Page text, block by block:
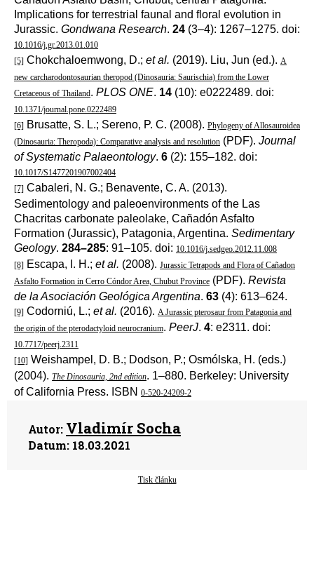
Implications for terrestrial faunal and floral evolution in
Jurassic. Gondwana Research. 24 (3–4): 1267–1275. doi:
10.1016/j.gr.2013.01.010
[5] Chokchaloemwong, D.; et al. (2019). Liu, Jun (ed.). A
new carcharodontosaurian theropod (Dinosauria: Saurischia) from the Lower
Cretaceous of Thailand. PLOS ONE. 14 (10): e0222489. doi:
10.1371/journal.pone.0222489
[6] Brusatte, S. L.; Sereno, P. C. (2008). Phylogeny of Allosauroidea
(Dinosauria: Theropoda): Comparative analysis and resolution (PDF). Journal
of Systematic Palaeontology. 6 (2): 155–182. doi:
10.1017/S1477201907002404
[7] Cabaleri, N. G.; Benavente, C. A. (2013).
Sedimentology and paleoenvironments of the Las
Chacritas carbonate paleolake, Cañadón Asfalto
Formation (Jurassic), Patagonia, Argentina. Sedimentary
Geology. 284–285: 91–105. doi: 10.1016/j.sedgeo.2012.11.008
[8] Escapa, I. H.; et al. (2008). Jurassic Tetrapods and Flora of Cañadon
Asfalto Formation in Cerro Cóndor Area, Chubut Province (PDF). Revista
de la Asociación Geológica Argentina. 63 (4): 613–624.
[9] Codorniú, L.; et al. (2016). A Jurassic pterosaur from Patagonia and
the origin of the pterodactyloid neurocranium. PeerJ. 4: e2311. doi:
10.7717/peerj.2311
[10] Weishampel, D. B.; Dodson, P.; Osmólska, H. (eds.)
(2004). The Dinosauria, 2nd edition. 1–880. Berkeley: University
of California Press. ISBN 0-520-24209-2
Autor: Vladimír Socha
Datum: 18.03.2021
Tisk článku